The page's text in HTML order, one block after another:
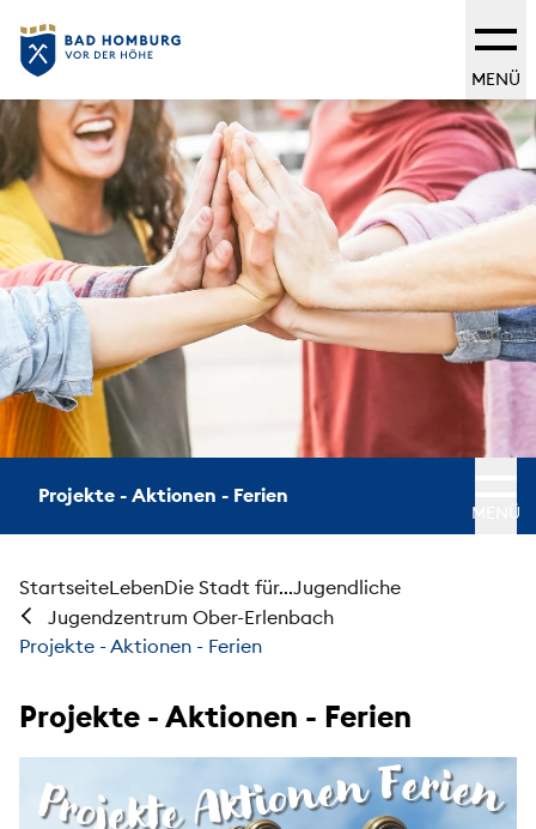
MENÜ
Projekte - Aktionen - Ferien
MENÜ
StartseiteLebenDie Stadt für...Jugendliche
Jugendzentrum Ober-Erlenbach
Projekte - Aktionen - Ferien
Projekte - Aktionen - Ferien